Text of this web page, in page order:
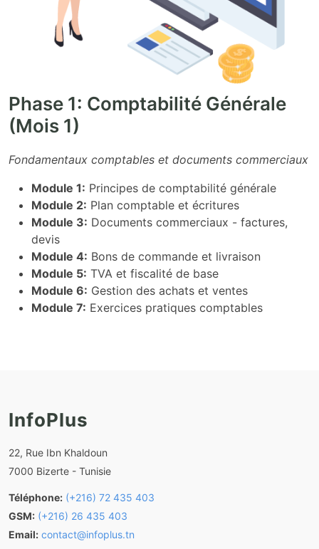
Phase 1: Comptabilité Générale
(Mois 1)
Fondamentaux comptables et documents commerciaux
Module 1: Principes de comptabilité générale
Module 2: Plan comptable et écritures
Module 3: Documents commerciaux - factures,
devis
Module 4: Bons de commande et livraison
Module 5: TVA et fiscalité de base
Module 6: Gestion des achats et ventes
Module 7: Exercices pratiques comptables
InfoPlus
22, Rue Ibn Khaldoun
7000 Bizerte - Tunisie
Téléphone: (+216) 72 435 403
GSM: (+216) 26 435 403
Email: contact@infoplus.tn